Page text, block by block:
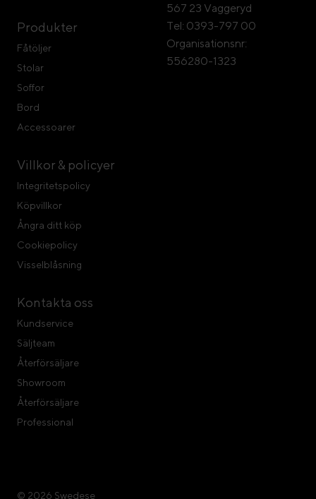
Produkter
Fåtöljer
Stolar
Soffor
Bord
Accessoarer
Villkor & policyer
Integritetspolicy
Köpvillkor
Ångra ditt köp
Cookiepolicy
Visselblåsning
Kontakta oss
Kundservice
Säljteam
Återförsäljare
Showroom
Återförsäljare
Professional
567 23 Vaggeryd
Tel: 0393-797 00
Organisationsnr:
556280-1323
© 2026 Swedese